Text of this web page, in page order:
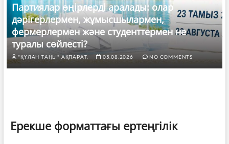
Партиялар өңірлерді аралады: олар
дәрігерлермен, жұмысшылармен,
фермерлермен және студенттермен не
туралы сөйлесті?
"ҚҰЛАН ТАҢЫ" АҚПАРАТ. 05.08.2026 NO COMMENTS
Ерекше форматтағы ертеңгілік